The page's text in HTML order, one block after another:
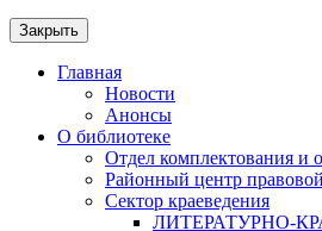
Закрыть
Главная
Новости
Анонсы
О библиотеке
Отдел комплектования и
Районный центр
Сектор краеведения
ЛИТЕРАТУРНО-